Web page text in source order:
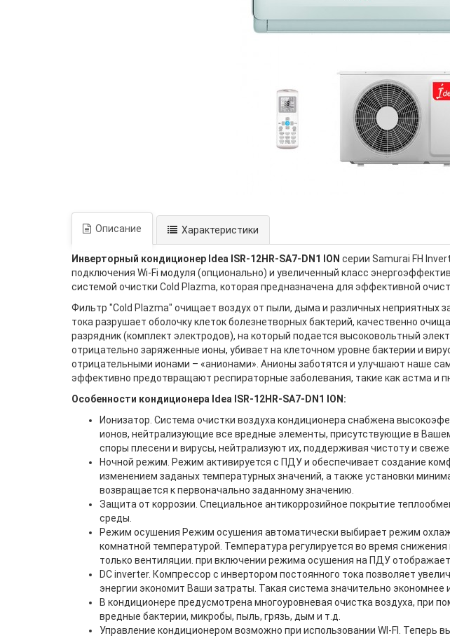
Описание Характеристики
Инверторный кондиционер Idea ISR-12HR-SA7-DN1 ION серии Samurai FH
подключения Wi-Fi модуля (опционально) и увеличенный класс
системой очистки Cold Plazma, которая предназначена для эффективной
Фильтр "Cold Plazma" очищает воздух от пыли, дыма и различных неприятных
тока разрушает оболочку клеток болезнетворных бактерий, качественно
разрядник (комплект электродов), на который подается высоковольтный
отрицательно заряженные ионы, убивает на клеточном уровне бактерии и
отрицательными ионами – «анионами». Анионы заботятся и улучшают наше
эффективно предотвращают респираторные заболевания, такие как астма и
Особенности кондиционера Idea ISR-12HR-SA7-DN1 ION:
Ионизатор. Система очистки воздуха кондиционера снабжена
ионов, нейтрализующие все вредные элементы, присутствующие в
споры плесени и вирусы, нейтрализуют их, поддерживая чистоту и
Ночной режим. Режим активируется с ПДУ и обеспечивает создание
изменением заданых температурных значений, а также установки
возвращается к первоначально заданному значению.
Защита от коррозии. Специальное антикоррозийное покрытие
среды.
Режим осушения Режим осушения автоматически выбирает режим
комнатной температурой. Температура регулируется во время
только вентиляции. при включении режима осушения на ПДУ
DC inverter. Компрессор с инвертором постоянного тока позволяет
энергии экономит Ваши затраты. Такая система значительно
В кондиционере предусмотрена многоуровневая очистка воздуха, при
вредные бактерии, микробы, пыль, грязь, дым и т.д.
Управление кондиционером возможно при использовании WI-FI.